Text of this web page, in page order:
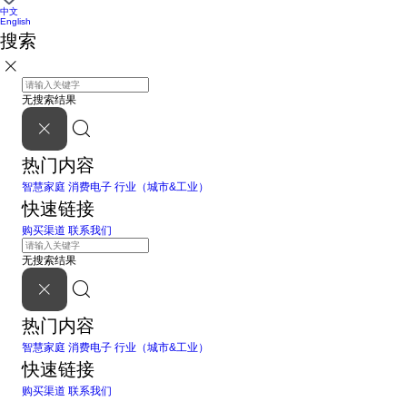
中文
English
搜索
无搜索结果
热门内容
智慧家庭 消费电子 行业（城市&工业）
快速链接
购买渠道 联系我们
无搜索结果
热门内容
智慧家庭 消费电子 行业（城市&工业）
快速链接
购买渠道 联系我们